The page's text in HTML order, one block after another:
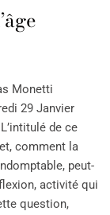
Monetti
29 Janvier
de ce
comment la
peut-
activité qui
question,